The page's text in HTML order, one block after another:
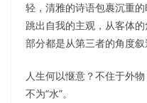
轻，清雅的诗语包裹沉重
跳出自我的主观，从客体
部分都是从第三者的角度叙
人生何以惬意？不住于外
不为“水”。